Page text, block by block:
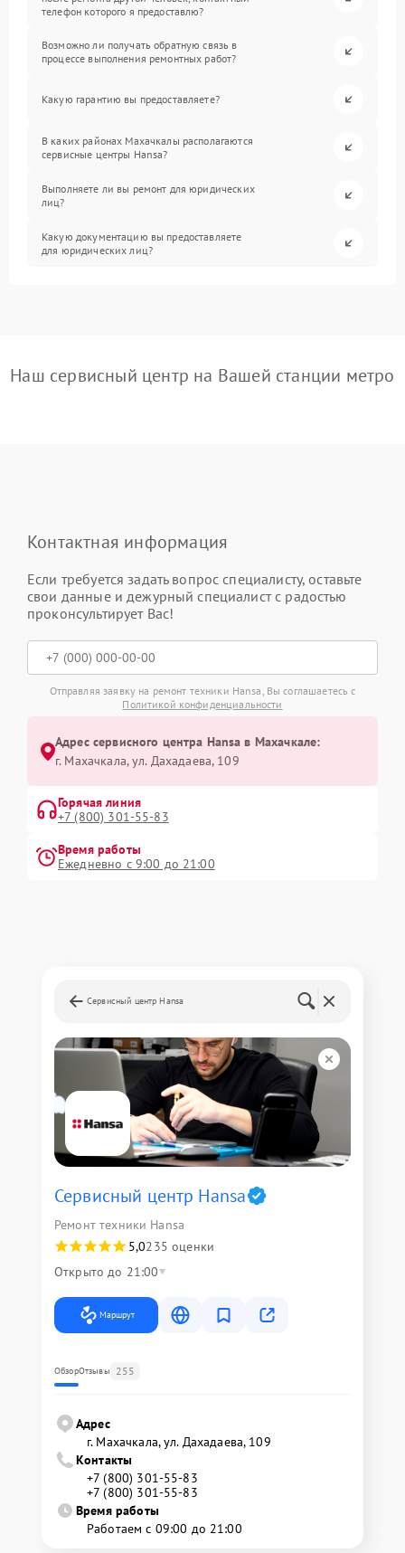
телефон которого я предоставлю?
Возможно ли получать обратную связь в
процессе выполнения ремонтных работ?
Какую гарантию вы предоставляете?
В каких районах Махачкалы располагаются
сервисные центры Hansa?
Выполняете ли вы ремонт для юридических
лиц?
Какую документацию вы предоставляете
для юридических лиц?
Наш сервисный центр на Вашей станции метро
Контактная информация
Если требуется задать вопрос специалисту, оставьте
свои данные и дежурный специалист с радостью
проконсультирует Вас!
Отправляя заявку на ремонт техники Hansa, Вы соглашаетесь с
Политикой конфиденциальности
Адрес сервисного центра Hansa в Махачкале:
г. Махачкала, ул. Дахадаева, 109
Горячая линия
+7 (800) 301-55-83
Время работы
Ежедневно с 9:00 до 21:00
Сервисный центр Hansa
Сервисный центр Hansa
Ремонт техники Hansa
5,0235 оценки
Открыто до 21:00
Маршрут
ОбзорОтзывы 255
Адрес
г. Махачкала, ул. Дахадаева, 109
Контакты
+7 (800) 301-55-83
+7 (800) 301-55-83
Время работы
Работаем с 09:00 до 21:00